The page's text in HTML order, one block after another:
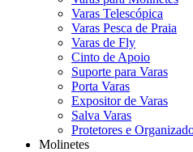
Varas Telescópica
Varas Pesca de Praia
Varas de Fly
Cinto de Apoio
Suporte para Varas
Porta Varas
Expositor de Varas
Salva Varas
Protetores e
Molinetes